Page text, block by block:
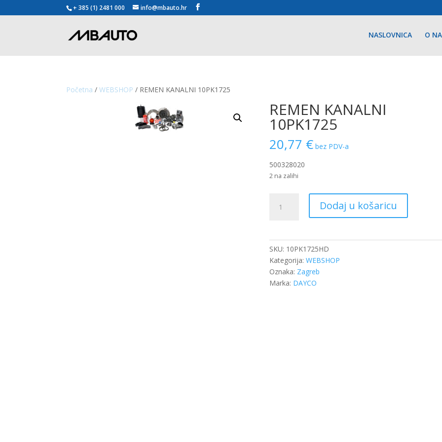
+ 385 (1) 2481 000 info@mbauto.hr
NASLOVNICA O
Početna /WEBSHOP / REMEN KANALNI 10PK1725
REMEN KANALNI
10PK1725
20,77 € bez PDV-a
500328020
2 na zalihi
KANALNI
Dodaj u košaricu
SKU: 10PK1725HD
Kategorija:WEBSHOP
Oznaka: Zagreb
Marka: DAYCO